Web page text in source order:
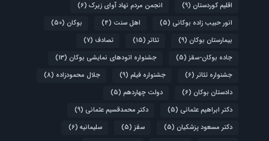
اقلیم کوردستان (9) انجمن مردم نهاد آوای زیرک (6)
انور حبیب زاده بوکانی (5) اهل سنت (4) بوکان (50)
بیمارستان بوکان (9) تئاتر (15) تصادف (7)
جاده بوکان-سقز (5) جشنواره اتودهای نمایشی بوکان (13)
جشنواره تئاتر (6) جشنواره فیلم (9) جلال محمودزاده (8)
دادستان بوکان (6) دولت چهاردهم (5)
دکتر ابراهیم عثمانی (5) دکتر محمدقسیم عثمانی (9)
دکتر مسعود پزشکیان (5) سقز (5) سلیمانیه (6)